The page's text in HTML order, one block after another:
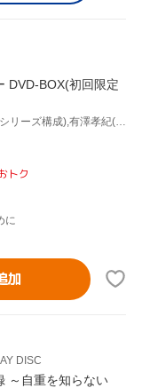
DVD-BOX(初回限定
本郷あきよし(原案),西園悟(シリーズ構成),有澤孝紀(音楽),藤田淑子(八神太一),水谷優子(竹之内空),風間勇刀(石田ヤマト),天神有海(泉光子郎),前田愛(太刀川ミミ)
トク
に
加
DISC
～自重を知らない